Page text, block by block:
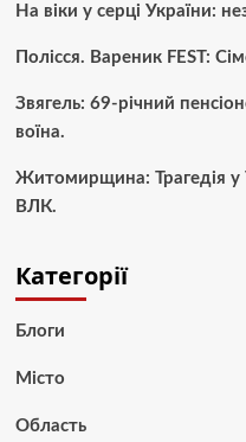
На віки у серці України:
Полісся. Вареник FEST:
Звягель: 69-річний
воїна.
Житомирщина: Трагедія у
ВЛК.
Категорії
Блоги
Місто
Область